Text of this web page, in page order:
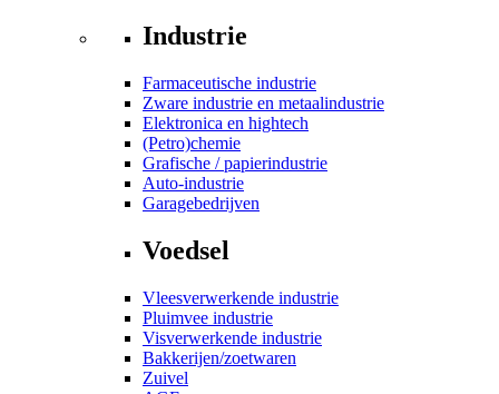
Industrie
Farmaceutische industrie
Zware industrie en metaalindustrie
Elektronica en hightech
(Petro)chemie
Grafische / papierindustrie
Auto-industrie
Garagebedrijven
Voedsel
Vleesverwerkende industrie
Pluimvee industrie
Visverwerkende industrie
Bakkerijen/zoetwaren
Zuivel